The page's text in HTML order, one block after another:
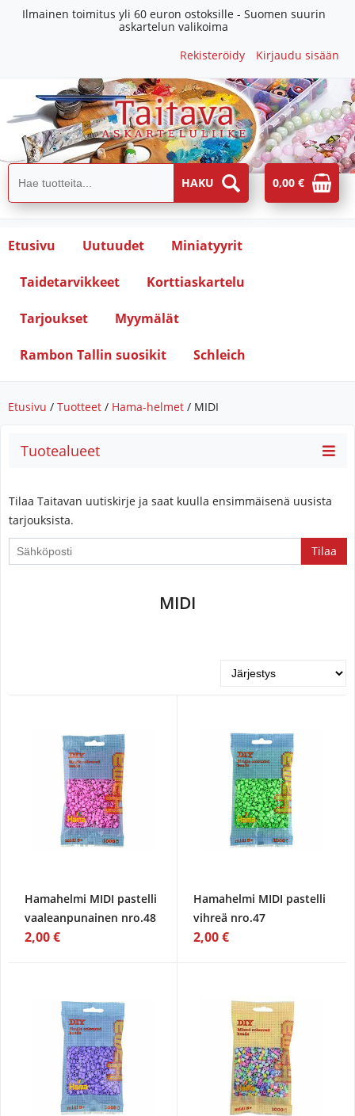
Ilmainen toimitus yli 60 euron ostoksille - Suomen suurin
askartelun valikoima
Rekisteröidy
Kirjaudu sisään
0,00 €
Etusivu Uutuudet Miniatyyrit
Taidetarvikkeet Korttiaskartelu
Tarjoukset Myymälät
Rambon Tallin suosikit Schleich
Etusivu / Tuotteet / Hama-helmet / MIDI
Tuotealueet
Tilaa Taitavan uutiskirje ja saat kuulla ensimmäisenä uusista
tarjouksista.
you
MIDI
Hamahelmi MIDI pastelli
vaaleanpunainen nro.48
2,00 €
Hamahelmi MIDI pastelli
vihreä nro.47
2,00 €